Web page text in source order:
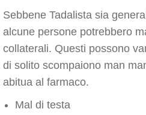
Sebbene Tadalista sia
alcune persone potrebbero
collaterali. Questi possono
di solito scompaiono man
abitua al farmaco.
Mal di testa